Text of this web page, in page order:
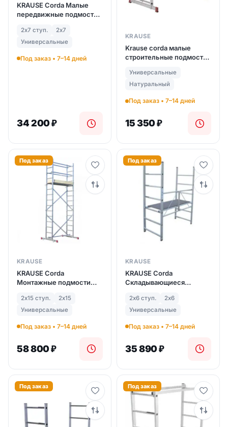
KRAUSE Corda Малые
передвижные подмости
2х7 ступ.
2х7
Универсальные
Под заказ • 7–14 дней
34 200₽
KRAUSE
Krause corda малые
строительные подмости
Универсальные
Натуральный
Под заказ • 7–14 дней
15 350₽
Под заказ
KRAUSE
KRAUSE Corda
Монтажные подмости
2х15 ступ.
2х15
Универсальные
Под заказ • 7–14 дней
58 800₽
Под заказ
KRAUSE
KRAUSE Corda
Складывающиеся
2х6 ступ.
2х6
Универсальные
Под заказ • 7–14 дней
35 890₽
Под заказ Под заказ